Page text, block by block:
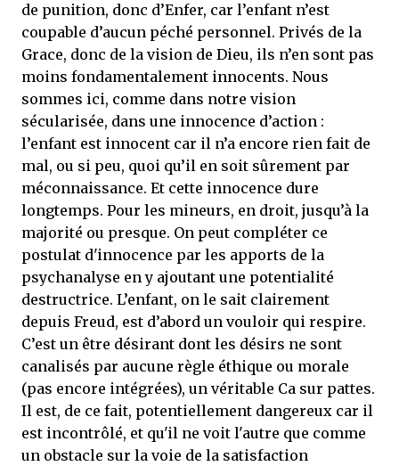
de punition, donc d’Enfer, car l’enfant n’est
coupable d’aucun péché personnel. Privés de la
Grace, donc de la vision de Dieu, ils n’en sont pas
moins fondamentalement innocents. Nous
sommes ici, comme dans notre vision
sécularisée, dans une innocence d’action :
l’enfant est innocent car il n’a encore rien fait de
mal, ou si peu, quoi qu’il en soit sûrement par
méconnaissance. Et cette innocence dure
longtemps. Pour les mineurs, en droit, jusqu’à la
majorité ou presque. On peut compléter ce
postulat d'innocence par les apports de la
psychanalyse en y ajoutant une potentialité
destructrice. L’enfant, on le sait clairement
depuis Freud, est d’abord un vouloir qui respire.
C’est un être désirant dont les désirs ne sont
canalisés par aucune règle éthique ou morale
(pas encore intégrées), un véritable Ca sur pattes.
Il est, de ce fait, potentiellement dangereux car il
est incontrôlé, et qu'il ne voit l'autre que comme
un obstacle sur la voie de la satisfaction